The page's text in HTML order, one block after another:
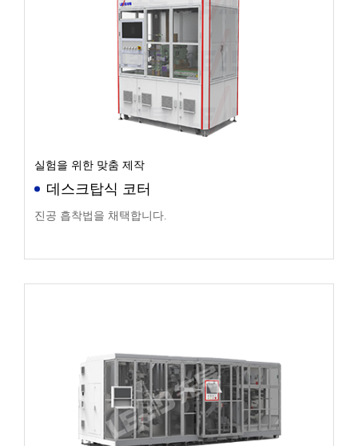
실험을 위한 맞춤 제작
데스크탑식 코터
진공 흡착법을 채택합니다.